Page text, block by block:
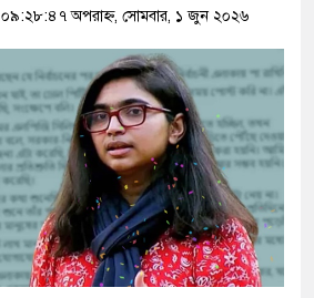
০৯:২৮:৪৭ অপরাহ্ন, সোমবার, ১ জুন ২০২৬